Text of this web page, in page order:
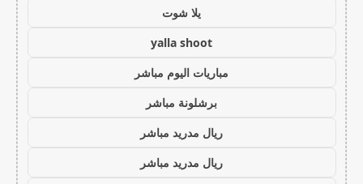
يلا شوت
yalla shoot
مباريات اليوم مباشر
برشلونة مباشر
ريال مدريد مباشر
ريال مدريد مباشر